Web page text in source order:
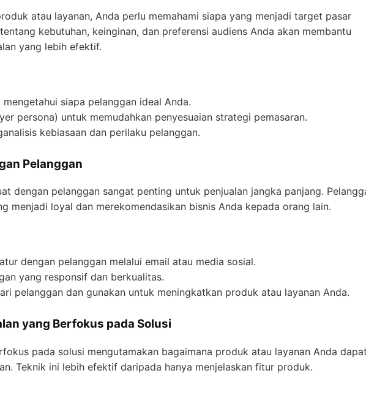
atau layanan, Anda perlu memahami siapa yang menjadi target pasar
kebutuhan, keinginan, dan preferensi audiens Anda akan membantu
yang lebih efektif.
siapa pelanggan ideal Anda.
persona) untuk memudahkan penyesuaian strategi pemasaran.
kebiasaan dan perilaku pelanggan.
Pelanggan
dengan pelanggan sangat penting untuk penjualan jangka panjang.
menjadi loyal dan merekomendasikan bisnis Anda kepada orang lain.
dengan pelanggan melalui email atau media sosial.
yang responsif dan berkualitas.
pelanggan dan gunakan untuk meningkatkan produk atau layanan Anda.
yang Berfokus pada Solusi
pada solusi mengutamakan bagaimana produk atau layanan Anda dapat
Teknik ini lebih efektif daripada hanya menjelaskan fitur produk.